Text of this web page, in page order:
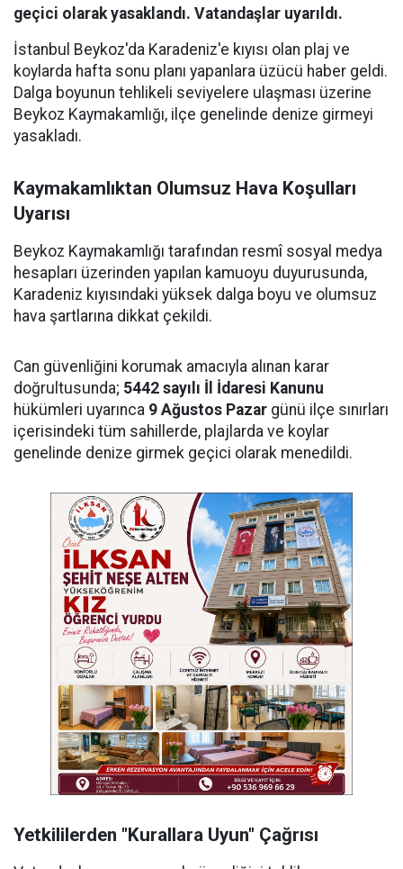
geçici olarak yasaklandı. Vatandaşlar uyarıldı.
İstanbul Beykoz'da Karadeniz'e kıyısı olan plaj ve
koylarda hafta sonu planı yapanlara üzücü haber geldi.
Dalga boyunun tehlikeli seviyelere ulaşması üzerine
Beykoz Kaymakamlığı, ilçe genelinde denize girmeyi
yasakladı.
Kaymakamlıktan Olumsuz Hava Koşulları
Uyarısı
Beykoz Kaymakamlığı tarafından resmî sosyal medya
hesapları üzerinden yapılan kamuoyu duyurusunda,
Karadeniz kıyısındaki yüksek dalga boyu ve olumsuz
hava şartlarına dikkat çekildi.
Can güvenliğini korumak amacıyla alınan karar
doğrultusunda; 5442 sayılı İl İdaresi Kanunu
hükümleri uyarınca 9 Ağustos Pazar günü ilçe sınırları
içerisindeki tüm sahillerde, plajlarda ve koylar
genelinde denize girmek geçici olarak menedildi.
Yetkililerden "Kurallara Uyun" Çağrısı